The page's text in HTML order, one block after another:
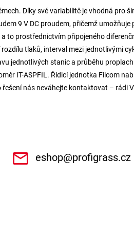
Díky své variabilitě je vhodná pro
9 V DC proudem, přičemž umožňuje
to prostřednictvím připojeného
tlaků, interval mezi jednotlivými
jednotlivých stanic a průběhu
IT-ASPFIL. Řídicí jednotka Filcom
nás neváhejte kontaktovat – rádi
eshop@profigrass.cz